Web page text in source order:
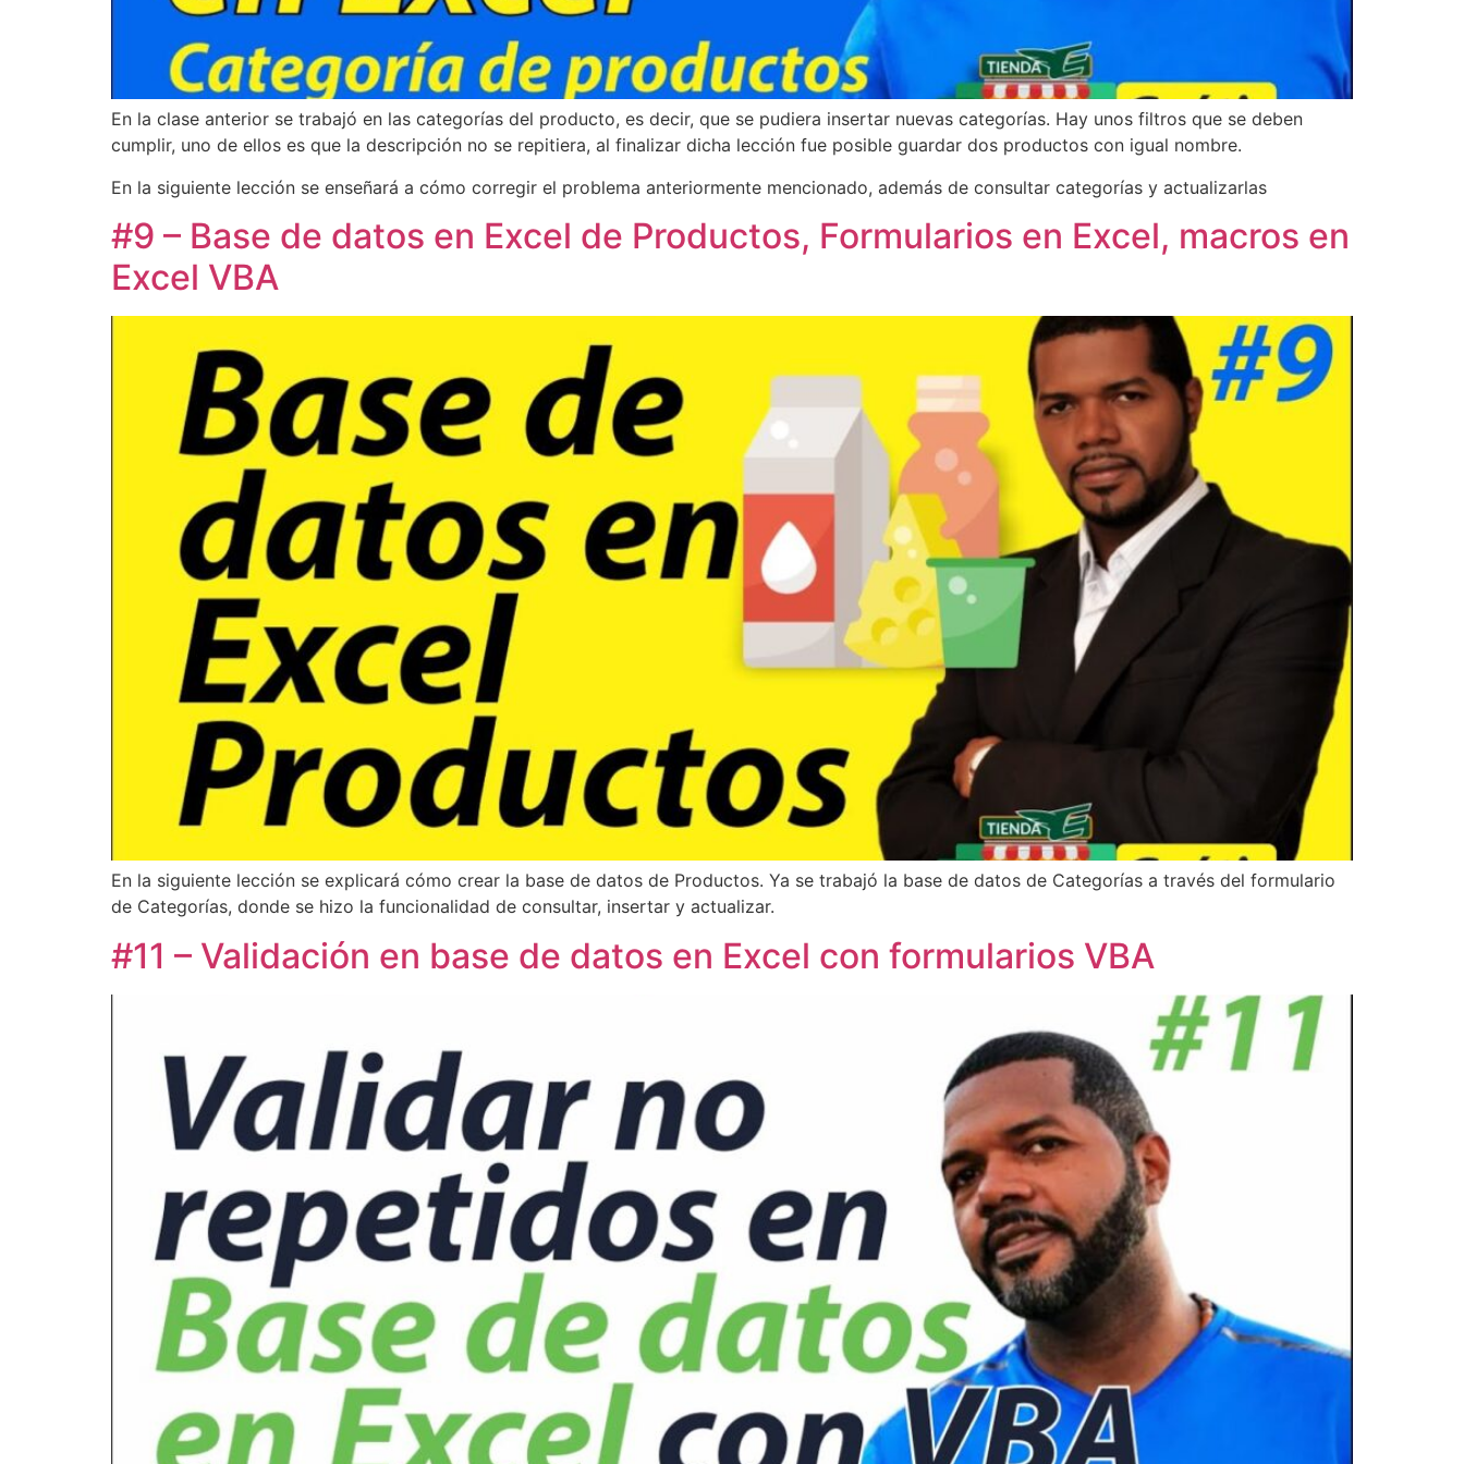
En la clase anterior se trabajó en las categorías del producto, es decir, que se pudiera insertar nuevas categorías. Hay unos filtros que se deben
cumplir, uno de ellos es que la descripción no se repitiera, al finalizar dicha lección fue posible guardar dos productos con igual nombre.
En la siguiente lección se enseñará a cómo corregir el problema anteriormente mencionado, además de consultar categorías y actualizarlas
#9 – Base de datos en Excel de Productos, Formularios en Excel, macros en
Excel VBA
En la siguiente lección se explicará cómo crear la base de datos de Productos. Ya se trabajó la base de datos de Categorías a través del formulario
de Categorías, donde se hizo la funcionalidad de consultar, insertar y actualizar.
#11 – Validación en base de datos en Excel con formularios VBA